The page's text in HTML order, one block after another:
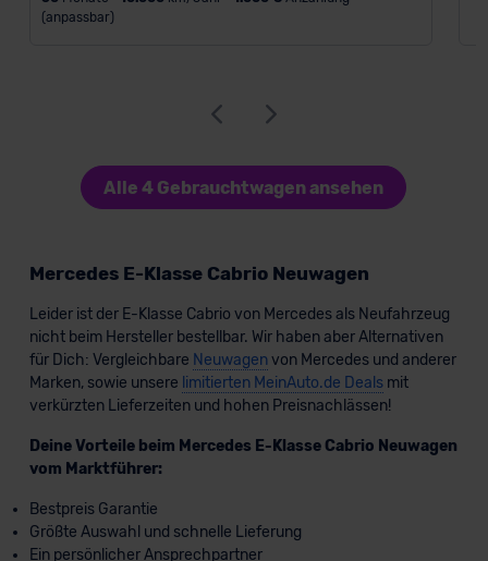
(anpassbar)
Alle 4 Gebrauchtwagen ansehen
Mercedes E-Klasse Cabrio Neuwagen
Leider ist der E-Klasse Cabrio von Mercedes als Neufahrzeug
nicht beim Hersteller bestellbar. Wir haben aber Alternativen
für Dich: Vergleichbare Neuwagenvon Mercedes und anderer
Marken, sowie unsere limitierten MeinAuto.de Dealsmit
verkürzten Lieferzeiten und hohen Preisnachlässen!
Deine Vorteile beim Mercedes E-Klasse Cabrio Neuwagen
vom Marktführer:
Bestpreis Garantie
Größte Auswahl und schnelle Lieferung
Ein persönlicher Ansprechpartner